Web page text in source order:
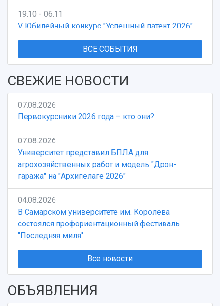
19.10 - 06.11
V Юбилейный конкурс "Успешный патент 2026"
ВСЕ СОБЫТИЯ
СВЕЖИЕ НОВОСТИ
07.08.2026
Первокурсники 2026 года – кто они?
07.08.2026
Университет представил БПЛА для
агрохозяйственных работ и модель "Дрон-
гаража" на "Архипелаге 2026"
04.08.2026
В Самарском университете им. Королёва
состоялся профориентационный фестиваль
"Последняя миля"
Все новости
ОБЪЯВЛЕНИЯ